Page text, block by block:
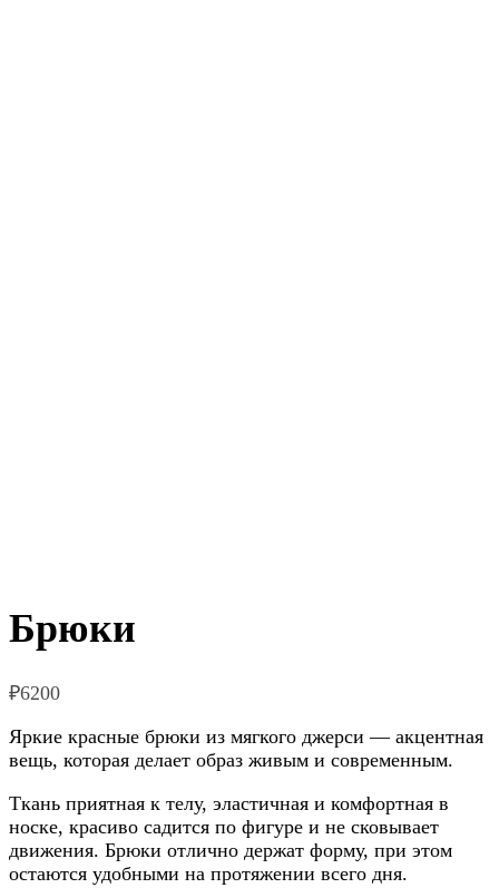
Брюки
₽6200
Яркие красные брюки из мягкого джерси — акцентная
вещь, которая делает образ живым и современным.
Ткань приятная к телу, эластичная и комфортная в
носке, красиво садится по фигуре и не сковывает
движения. Брюки отлично держат форму, при этом
остаются удобными на протяжении всего дня.